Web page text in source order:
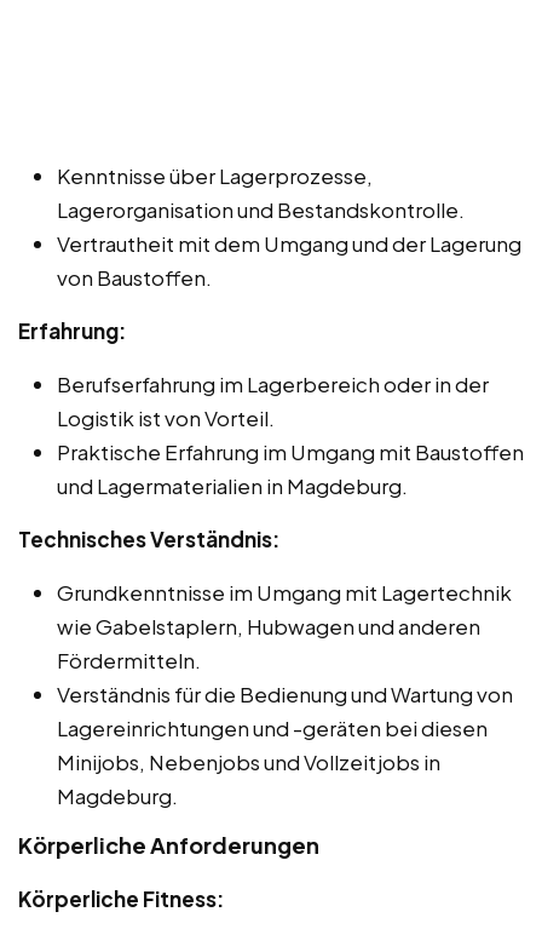
Kenntnisse über Lagerprozesse,
Lagerorganisation und Bestandskontrolle.
Vertrautheit mit dem Umgang und der Lagerung
von Baustoffen.
Erfahrung:
Berufserfahrung im Lagerbereich oder in der
Logistik ist von Vorteil.
Praktische Erfahrung im Umgang mit Baustoffen
und Lagermaterialien in Magdeburg.
Technisches Verständnis:
Grundkenntnisse im Umgang mit Lagertechnik
wie Gabelstaplern, Hubwagen und anderen
Fördermitteln.
Verständnis für die Bedienung und Wartung von
Lagereinrichtungen und -geräten bei diesen
Minijobs, Nebenjobs und Vollzeitjobs in
Magdeburg.
Körperliche Anforderungen
Körperliche Fitness: